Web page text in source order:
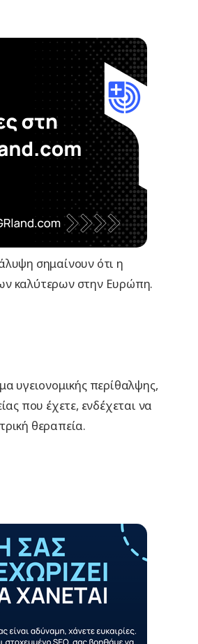
σημαίνουν ότι η
καλύτερων στην Ευρώπη.
υγειονομικής περίθαλψης,
που έχετε, ενδέχεται να
θεραπεία.